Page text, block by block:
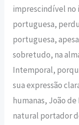
imprescindível no
portuguesa,
portuguesa,
sobretudo, na
Intemporal,
sua expressão
humanas, João
natural portador